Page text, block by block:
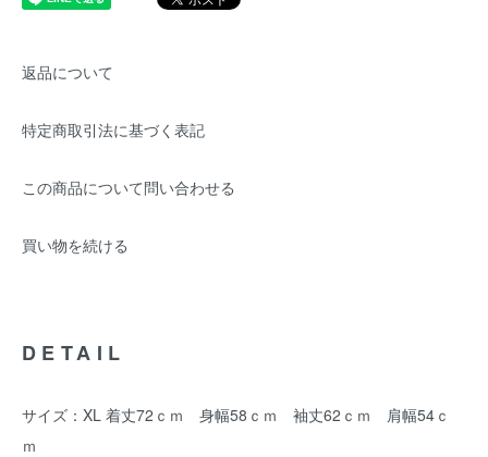
返品について
特定商取引法に基づく表記
この商品について問い合わせる
買い物を続ける
DETAIL
サイズ：XL 着丈72ｃｍ 身幅58ｃｍ 袖丈62ｃｍ 肩幅54ｃ
ｍ